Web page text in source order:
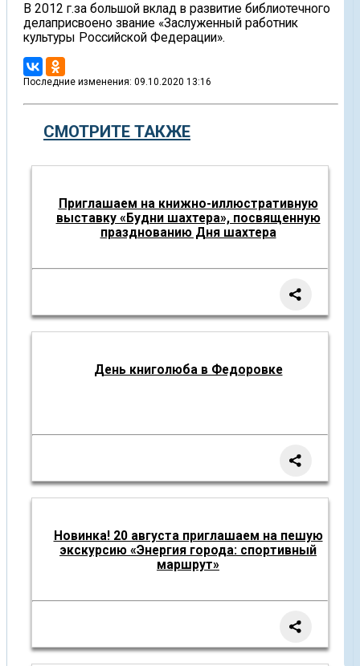
В 2012 г.за большой вклад в развитие библиотечного
делаприсвоено звание «Заслуженный работник
культуры Российской Федерации».
Последние изменения: 09.10.2020 13:16
СМОТРИТЕ ТАКЖЕ
Приглашаем на книжно-иллюстративную
выставку «Будни шахтера», посвященную
празднованию Дня шахтера
День книголюба в Федоровке
Новинка! 20 августа приглашаем на пешую
экскурсию «Энергия города: спортивный
маршрут»